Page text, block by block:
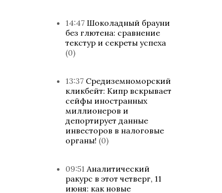
14:47 Шоколадный брауни
без глютена: сравнение
текстур и секреты успеха
(0)
13:37 Средиземноморский
кликбейт: Кипр вскрывает
сейфы иностранных
миллионеров и
депортирует данные
инвесторов в налоговые
органы! (0)
09:51 Аналитический
ракурс в этот четверг, 11
июня: как новые